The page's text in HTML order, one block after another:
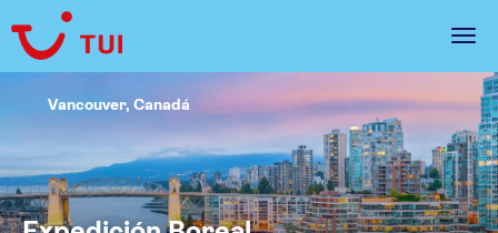
Vancouver, Canadá